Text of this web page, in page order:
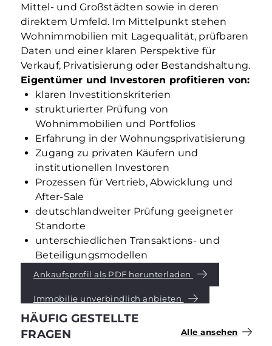
Mittel- und Großstädten sowie in deren
direktem Umfeld. Im Mittelpunkt stehen
Wohnimmobilien mit Lagequalität, prüfbaren
Daten und einer klaren Perspektive für
Verkauf, Privatisierung oder Bestandshaltung.
Eigentümer und Investoren profitieren von:
klaren Investitionskriterien
strukturierter Prüfung von
Wohnimmobilien und Portfolios
Erfahrung in der Wohnungsprivatisierung
Zugang zu privaten Käufern und
institutionellen Investoren
Prozessen für Vertrieb, Abwicklung und
After-Sale
deutschlandweiter Prüfung geeigneter
Standorte
unterschiedlichen Transaktions- und
Beteiligungsmodellen
Ankaufsprofil als PDF herunterladen
Immobilie unverbindlich anbieten
HÄUFIG GESTELLTE
FRAGEN
Alle ansehen